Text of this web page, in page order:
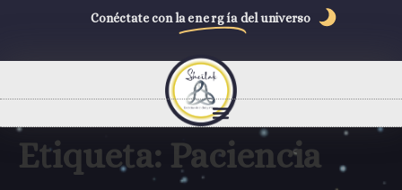
Conéctate con la energía del universo
Etiqueta: Paciencia